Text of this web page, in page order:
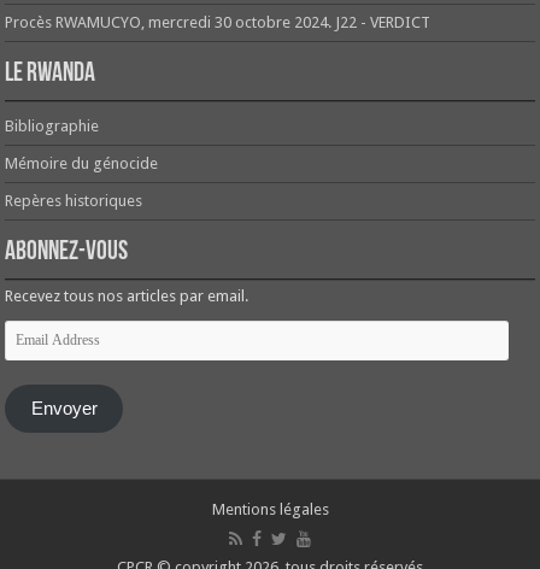
Procès RWAMUCYO, mercredi 30 octobre 2024. J22 - VERDICT
Le Rwanda
Bibliographie
Mémoire du génocide
Repères historiques
Abonnez-vous
Recevez tous nos articles par email.
Email
Address
Envoyer
Mentions légales